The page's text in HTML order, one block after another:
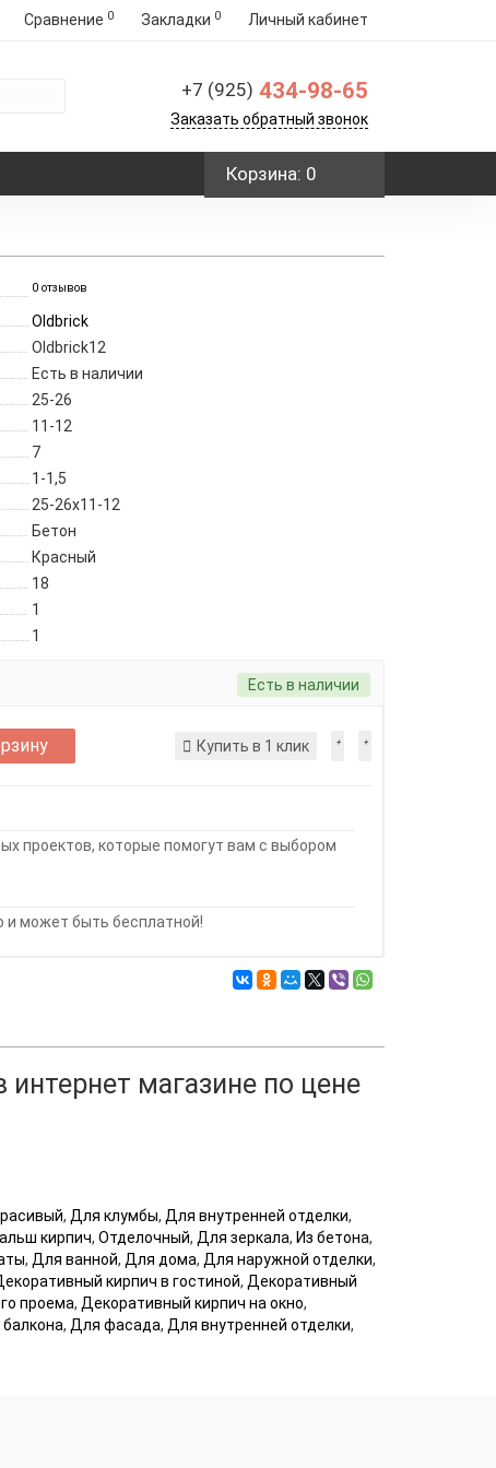
Сравнение 0 Закладки 0 Личный кабинет
+7 (925) 434-98-65
Заказать обратный звонок
Корзина: 0
0 отзывов
Oldbrick
Oldbrick12
Есть в наличии
25-26
11-12
7
1-1,5
25-26х11-12
Бетон
Красный
18
1
1
Есть в наличии
Купить в 1 клик
проектов, которые помогут вам с выбором
и может быть бесплатной!
магазине по цене
, Для клумбы, Для внутренней отделки,
кирпич, Отделочный, Для зеркала, Из бетона,
, Для ванной, Для дома, Для наружной отделки,
кирпич в гостиной, Декоративный
проема, Декоративный кирпич на окно,
, Для фасада, Для внутренней отделки,